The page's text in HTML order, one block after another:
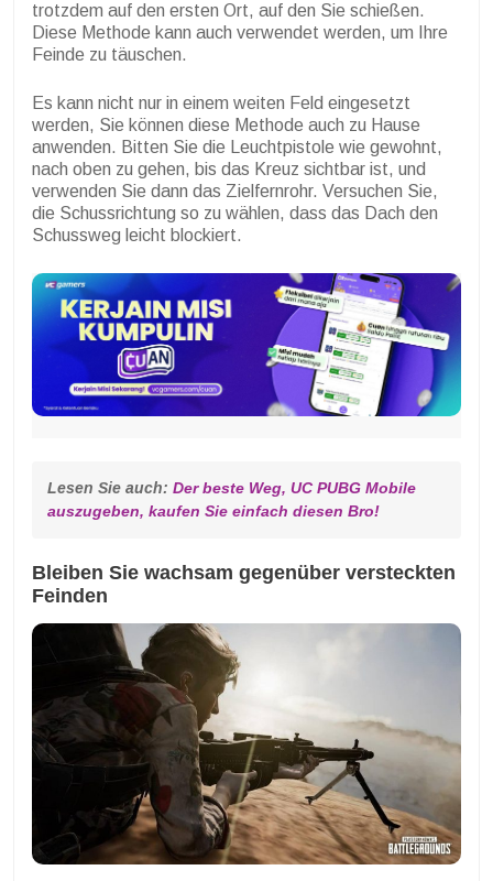
trotzdem auf den ersten Ort, auf den Sie schießen.
Diese Methode kann auch verwendet werden, um Ihre
Feinde zu täuschen.
Es kann nicht nur in einem weiten Feld eingesetzt
werden, Sie können diese Methode auch zu Hause
anwenden. Bitten Sie die Leuchtpistole wie gewohnt,
nach oben zu gehen, bis das Kreuz sichtbar ist, und
verwenden Sie dann das Zielfernrohr. Versuchen Sie,
die Schussrichtung so zu wählen, dass das Dach den
Schussweg leicht blockiert.
Lesen Sie auch: Der beste Weg, UC PUBG Mobile
auszugeben, kaufen Sie einfach diesen Bro!
Bleiben Sie wachsam gegenüber versteckten
Feinden